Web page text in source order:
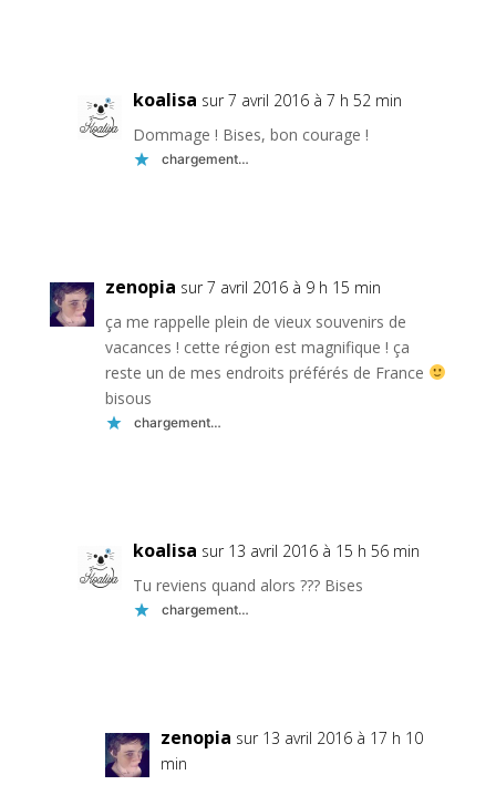
koalisa sur 7 avril 2016 à 7 h 52 min
Dommage ! Bises, bon courage !
chargement…
zenopia sur 7 avril 2016 à 9 h 15 min
ça me rappelle plein de vieux souvenirs de
vacances ! cette région est magnifique ! ça
reste un de mes endroits préférés de France
bisous
chargement…
koalisa sur 13 avril 2016 à 15 h 56 min
Tu reviens quand alors ??? Bises
chargement…
zenopia sur 13 avril 2016 à 17 h 10
min